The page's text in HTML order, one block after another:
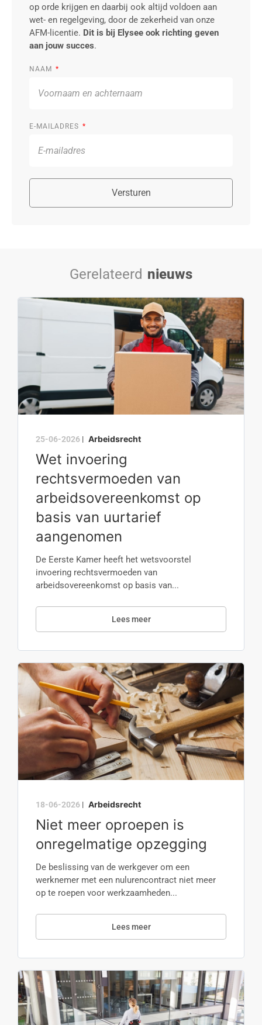
op orde krijgen en daarbij ook altijd voldoen aan
wet- en regelgeving, door de zekerheid van onze
AFM-licentie. Dit is bij Elysee ook richting geven
aan jouw succes.
NAAM
E-MAILADRES
Versturen
Gerelateerd nieuws
25-06-2026 | Arbeidsrecht
Wet invoering
rechtsvermoeden van
arbeidsovereenkomst op
basis van uurtarief
aangenomen
De Eerste Kamer heeft het wetsvoorstel
invoering rechtsvermoeden van
arbeidsovereenkomst op basis van...
Lees meer
18-06-2026 | Arbeidsrecht
Niet meer oproepen is
onregelmatige opzegging
De beslissing van de werkgever om een
werknemer met een nulurencontract niet meer
op te roepen voor werkzaamheden...
Lees meer